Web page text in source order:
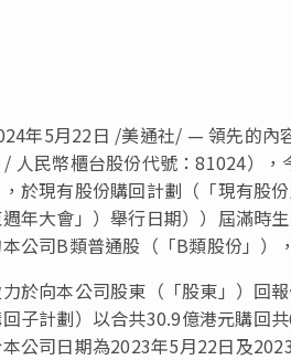
年5月22日 /美通社/ — 領先的內
人民幣櫃台股份代號：81024）
於現有股份購回計劃（「現有股
年大會」）舉行日期））屆滿時
公司B類普通股（「B類股份」）
於向本公司股東（「股東」）回
子計劃）以合共30.9億港元購回
公司日期為2023年5月22日及